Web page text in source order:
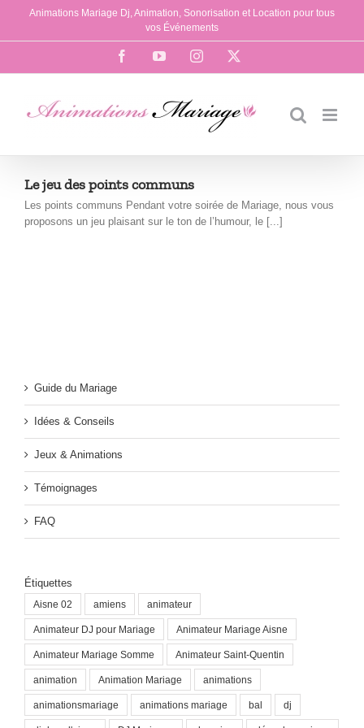
Passer
contenu
Animations Mariage Dj, Animation, Sonorisation et Location pour tous
vos Événements
FacebookYouTubeInstagram
Le jeu des points communs
Les points communs Pendant votre soirée de Mariage, nous vous
proposons un jeu plaisant sur le ton de l’humour, le [...]
Guide du Mariage
Idées & Conseils
Jeux & Animations
Témoignages
FAQ
Étiquettes
Aisne 02 amiens animateur
Animateur DJ pour Mariage Animateur Mariage Aisne
Animateur Mariage Somme Animateur Saint-Quentin
animation Animation Mariage animations
animationsmariage animations mariage bal dj